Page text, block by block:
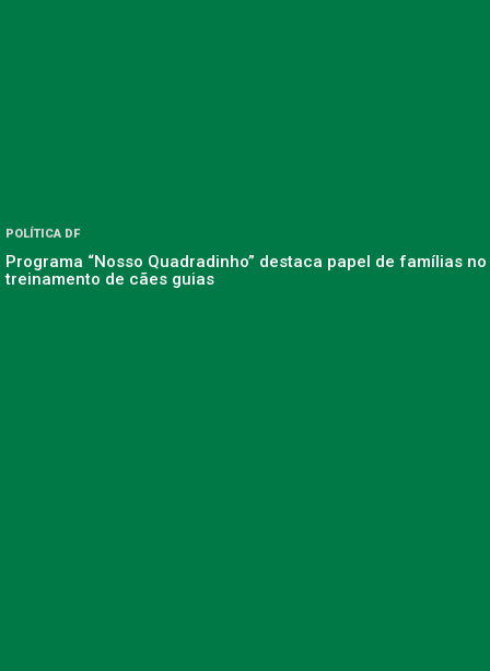
POLÍTICA DF
Programa “Nosso Quadradinho” destaca papel de famílias no
treinamento de cães guias